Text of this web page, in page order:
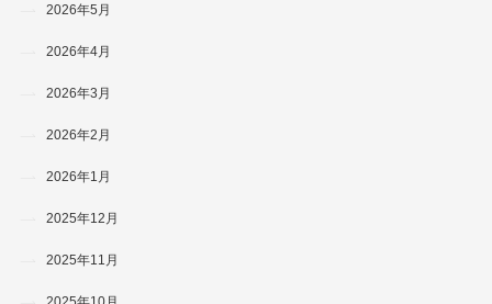
2026年5月
2026年4月
2026年3月
2026年2月
2026年1月
2025年12月
2025年11月